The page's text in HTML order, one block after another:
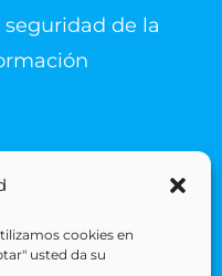
cookies en
usted da su
de la